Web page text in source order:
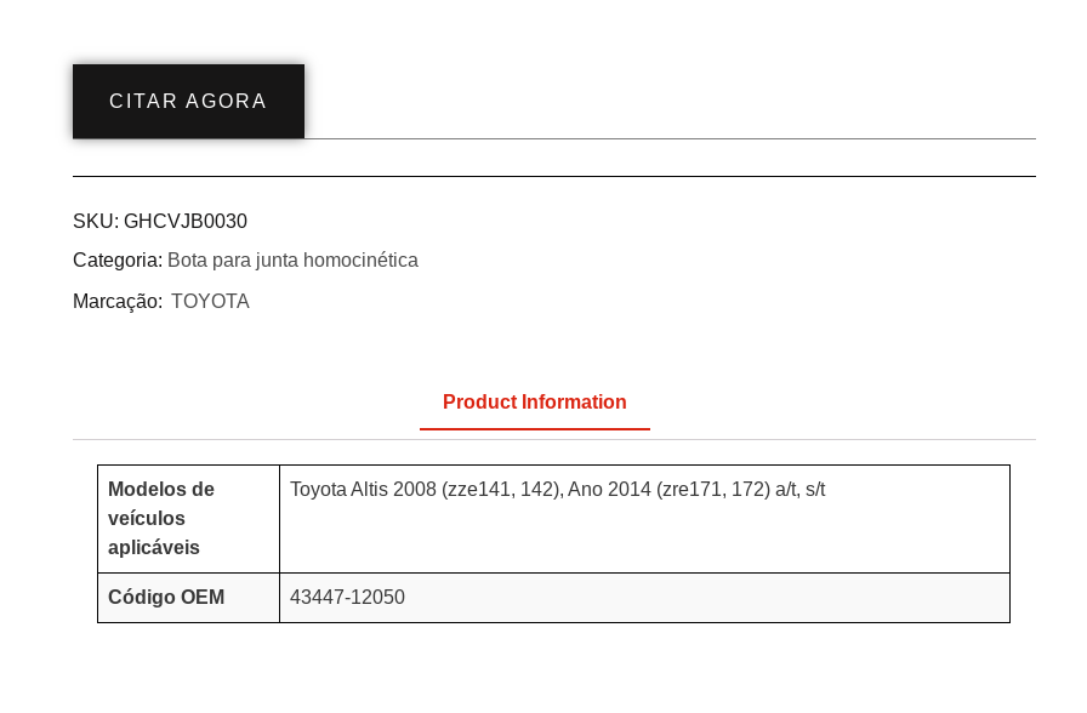
CITAR AGORA
SKU:GHCVJB0030
Categoria: Bota para junta homocinética
Marcação: TOYOTA
Product Information
Modelos de
veículos
aplicáveis
Toyota Altis 2008 (zze141, 142), Ano 2014 (zre171, 172) a/t, s/t
Código OEM 43447-12050